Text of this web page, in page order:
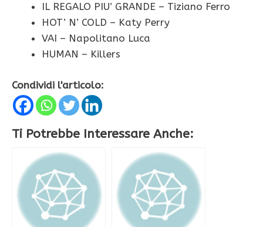
IL REGALO PIU’ GRANDE – Tiziano Ferro
HOT’ N’ COLD – Katy Perry
VAI – Napolitano Luca
HUMAN – Killers
Condividi l'articolo:
Ti Potrebbe Interessare Anche: